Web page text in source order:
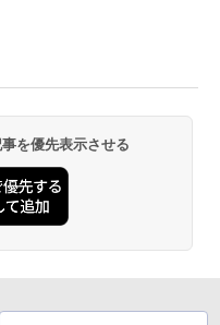
を優先表示させる